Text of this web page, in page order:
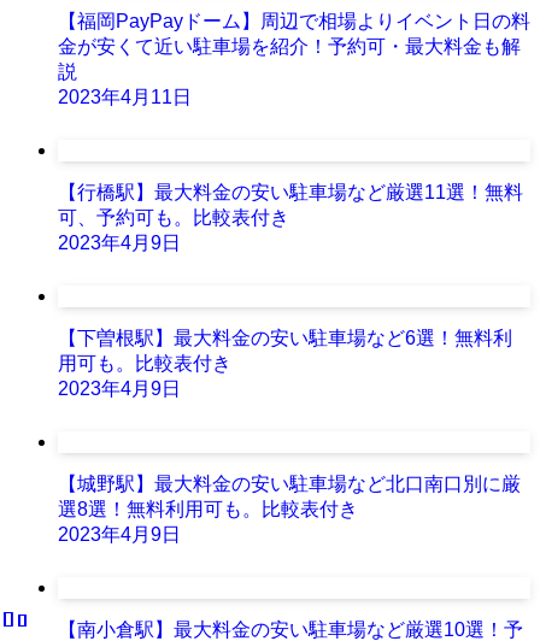
【福岡PayPayドーム】周辺で相場よりイベント日の料
金が安くて近い駐車場を紹介！予約可・最大料金も解
説
2023年4月11日
【行橋駅】最大料金の安い駐車場など厳選11選！無料
可、予約可も。比較表付き
2023年4月9日
【下曽根駅】最大料金の安い駐車場など6選！無料利
用可も。比較表付き
2023年4月9日
【城野駅】最大料金の安い駐車場など北口南口別に厳
選8選！無料利用可も。比較表付き
2023年4月9日
【南小倉駅】最大料金の安い駐車場など厳選10選！予